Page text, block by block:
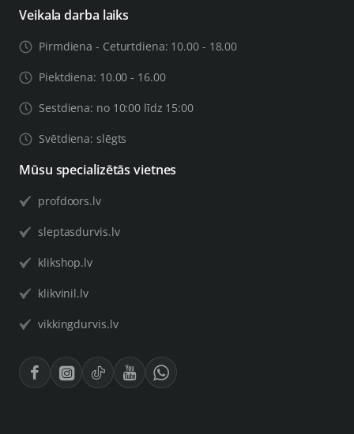
Veikala darba laiks
Pirmdiena - Ceturtdiena: 10.00 - 18.00
Piektdiena: 10.00 - 16.00
Sestdiena: no 10:00 līdz 15:00
Svētdiena: slēgts
Mūsu specializētās vietnes
profdoors.lv
sleptasdurvis.lv
klikshop.lv
klikvinil.lv
vikkingdurvis.lv